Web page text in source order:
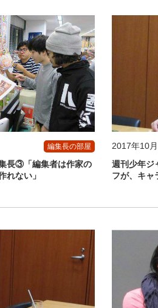
編集長の部屋
長③「編集者は作家の
れない」
2017年10
週刊少年ジ
フが、キャ